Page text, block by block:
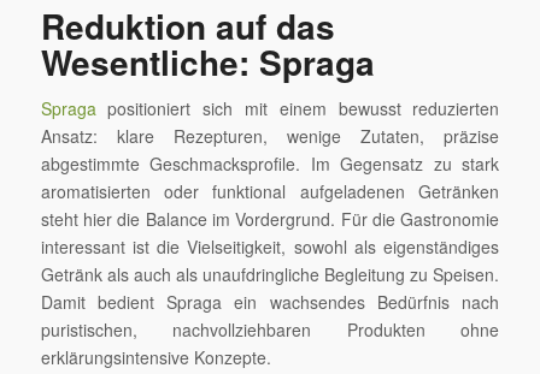
Reduktion auf das
Wesentliche: Spraga
Spragapositioniert sich mit einem bewusst reduzierten
Ansatz: klare Rezepturen, wenige Zutaten, präzise
abgestimmte Geschmacksprofile. Im Gegensatz zu stark
aromatisierten oder funktional aufgeladenen Getränken
steht hier die Balance im Vordergrund. Für die Gastronomie
interessant ist die Vielseitigkeit, sowohl als eigenständiges
Getränk als auch als unaufdringliche Begleitung zu Speisen.
Damit bedient Spraga ein wachsendes Bedürfnis nach
puristischen, nachvollziehbaren Produkten ohne
erklärungsintensive Konzepte.